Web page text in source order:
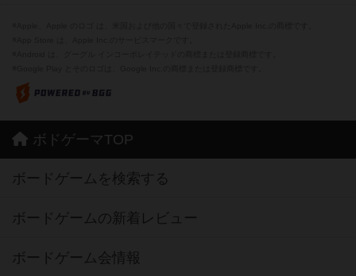
ボドゲーマTOP
ボードゲームを検索する
ボードゲームの新着レビュー
ボードゲーム会情報